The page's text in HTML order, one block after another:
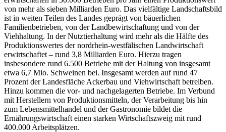
von mehr als sieben Milliarden Euro. Das vielfältige Landschaftsbild
ist in weiten Teilen des Landes geprägt von bäuerlichen
Familienbetrieben, von der Landbewirtschaftung und von der
Viehhaltung. In der Nutztierhaltung wird mehr als die Hälfte des
Produktionswertes der nordrhein-westfälischen Landwirtschaft
erwirtschaftet – rund 3,8 Milliarden Euro. Hierzu tragen
insbesondere rund 6.500 Betriebe mit der Haltung von insgesamt
etwa 6,7 Mio. Schweinen bei. Insgesamt werden auf rund 47
Prozent der Landesfläche Ackerbau und Viehwirtschaft betreiben.
Hinzu kommen die vor- und nachgelagerten Betriebe. Im Verbund
mit Herstellern von Produktionsmitteln, der Verarbeitung bis hin
zum Lebensmittelhandel und der Gastronomie bildet die
Ernährungswirtschaft einen starken Wirtschaftszweig mit rund
400.000 Arbeitsplätzen.